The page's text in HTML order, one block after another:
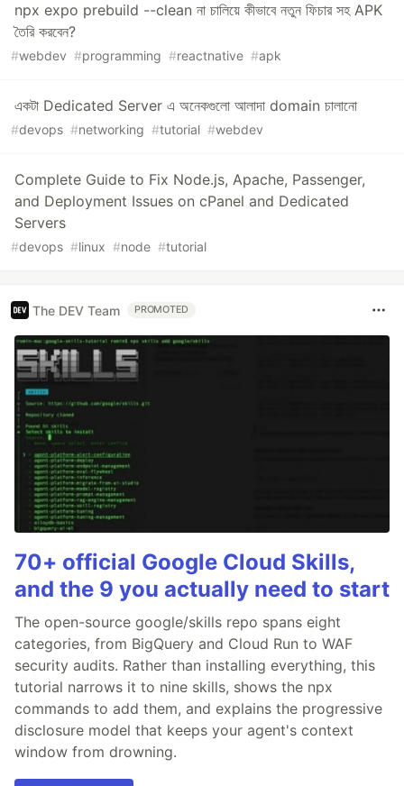
npx expo prebuild --clean না চালিয়ে কীভাবে নতুন ফিচার সহ APK
তৈরি করবেন?
#webdev #programming #reactnative #apk
একটা Dedicated Server এ অনেকগুলো আলাদা domain চালানো
#devops #networking #tutorial #webdev
Complete Guide to Fix Node.js, Apache, Passenger,
and Deployment Issues on cPanel and Dedicated
Servers
#devops #linux #node #tutorial
The DEV Team PROMOTED
70+ official Google Cloud Skills,
and the 9 you actually need to start
The open-source google/skills repo spans eight
categories, from BigQuery and Cloud Run to WAF
security audits. Rather than installing everything, this
tutorial narrows it to nine skills, shows the npx
commands to add them, and explains the progressive
disclosure model that keeps your agent's context
window from drowning.